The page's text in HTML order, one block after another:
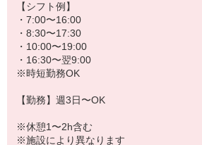
★病院、クリニック内は冷暖房完備！いつ
すよ！
あなたのスキルに合わせて少しずつお仕事
20代・30代・40代・50代・60代、
中！
「近くの病院で働きたい」
「資格はないけど医療業界のお仕事に興味
【シフト例】
・7:00〜16:00
・8:30〜17:30
・10:00〜19:00
・16:30〜翌9:00
※時短勤務OK
【勤務】週3日〜OK
※休憩1〜2h含む
※施設により異なります